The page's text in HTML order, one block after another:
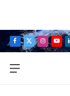
Facebook
X